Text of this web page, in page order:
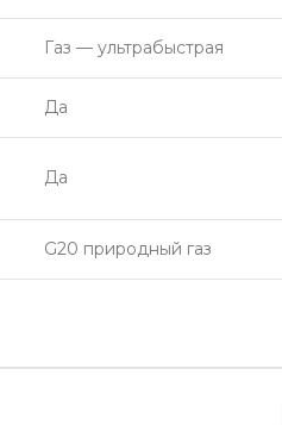
Газ — ультрабыстрая
Да
Да
G20 природный газ